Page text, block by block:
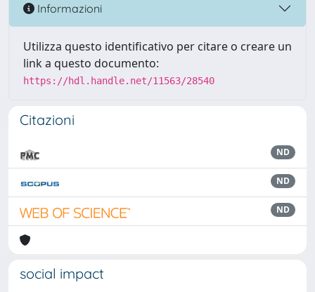
Informazioni
Utilizza questo identificativo per citare o creare un
link a questo documento:
https://hdl.handle.net/11563/28540
Citazioni
ND
ND
ND
social impact